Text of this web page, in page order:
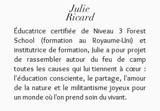
Julie
Ricard
Éducatrice certifiée de Niveau 3 Forest
School (formation au Royaume-Uni) et
institutrice de formation, Julie a pour projet
de rassembler autour du feu de camp
toutes les causes qui lui tiennent à cœur :
l'éducation consciente, le partage, l'amour
de la nature et le militantisme joyeux pour
un monde où l'on prend soin du vivant.